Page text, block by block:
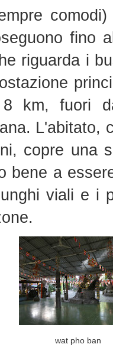
fino
riguarda i
8 km, fuori
L'abitato,
copre una
bene a
viali e i
wat pho ban